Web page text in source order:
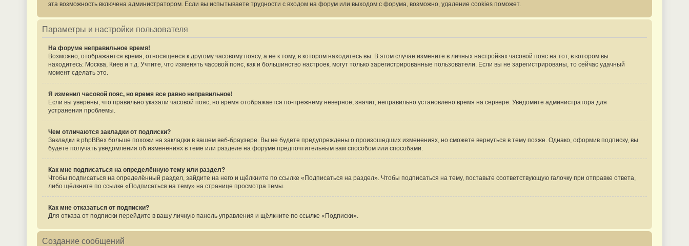
эта возможность включена администратором. Если вы испытываете трудности с входом на форум или выходом с форума, возможно, удаление cookies поможет.
Параметры и настройки пользователя
На форуме неправильное время!
Возможно, отображается время, относящееся к другому часовому поясу, а не к тому, в котором находитесь вы. В этом случае измените в личных настройках часовой пояс на тот, в котором вы
находитесь: Москва, Киев и т.д. Учтите, что изменять часовой пояс, как и большинство настроек, могут только зарегистрированные пользователи. Если вы не зарегистрированы, то сейчас удачный
момент сделать это.
Я изменил часовой пояс, но время все равно неправильное!
Если вы уверены, что правильно указали часовой пояс, но время отображается по-прежнему неверное, значит, неправильно установлено время на сервере. Уведомите администратора для
устранения проблемы.
Чем отличаются закладки от подписки?
Закладки в phpBBex больше похожи на закладки в вашем веб-браузере. Вы не будете предупреждены о произошедших изменениях, но сможете вернуться в тему позже. Однако, оформив подписку, вы
будете получать уведомления об изменениях в теме или разделе на форуме предпочтительным вам способом или способами.
Как мне подписаться на определённую тему или раздел?
Чтобы подписаться на определённый раздел, зайдите на него и щёлкните по ссылке «Подписаться на раздел». Чтобы подписаться на тему, поставьте соответствующую галочку при отправке ответа,
либо щёлкните по ссылке «Подписаться на тему» на странице просмотра темы.
Как мне отказаться от подписки?
Для отказа от подписки перейдите в вашу личную панель управления и щёлкните по ссылке «Подписки».
Создание сообщений